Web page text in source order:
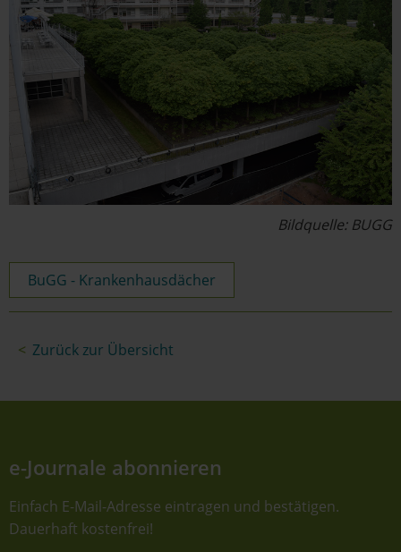
Bildquelle: BUGG
BuGG - Krankenhausdächer
Zurück zur Übersicht
e-Journale abonnieren
Einfach E-Mail-Adresse eintragen und bestätigen.
Dauerhaft kostenfrei!